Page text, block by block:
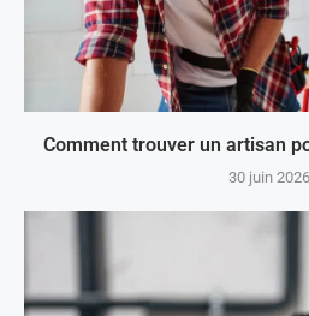
Comment trouver un artisan
30 juin 2026